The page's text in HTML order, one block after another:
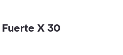
X 30